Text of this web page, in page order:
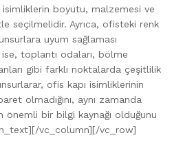
isimliklerin boyutu, malzemesi ve
seçilmelidir. Ayrıca, ofisteki renk
uyum sağlaması
toplantı odaları, bölme
gibi farklı noktalarda çeşitlilik
ofis kapı isimliklerinin
olmadığını, aynı zamanda
önemli bir bilgi kaynağı olduğunu
vc_column][/vc_row]